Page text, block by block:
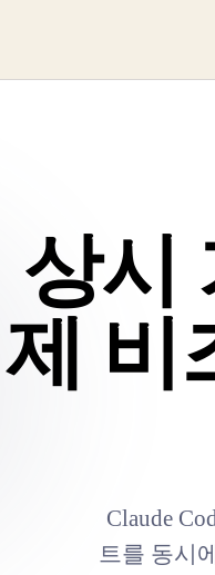
상시
비
Claude
트를 동시